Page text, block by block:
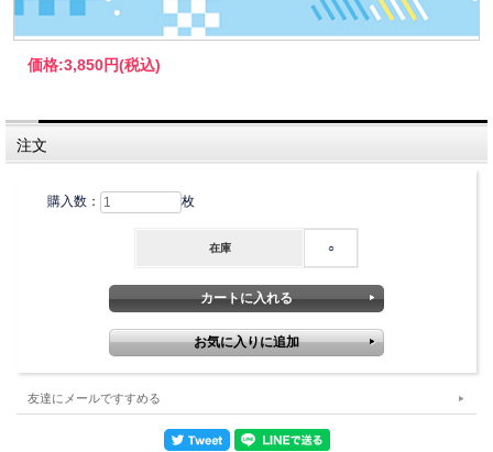
価格:3,850円(税込)
注文
購入数： 枚
在庫 ○
友達にメールですすめる